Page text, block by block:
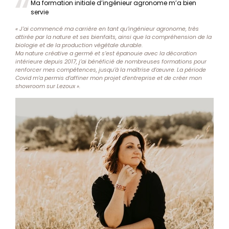
Ma formation initiale d’ingénieur agronome m’a bien
servie
« J’ai commencé ma carrière en tant qu’ingénieur agronome, très
attirée par la nature et ses bienfaits, ainsi que la compréhension de la
biologie et de la production végétale durable.
Ma nature créative a germé et s’est épanouie avec la décoration
intérieure depuis 2017, j’ai bénéficié de nombreuses formations pour
renforcer mes compétences, jusqu’à la maîtrise d’œuvre. La période
Covid m’a permis d’affiner mon projet d’entreprise et de créer mon
showroom sur Lezoux ».